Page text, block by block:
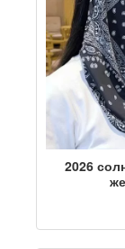
2026
защиты
маска